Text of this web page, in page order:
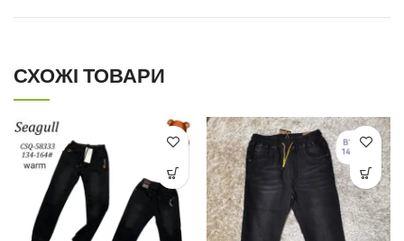
СХОЖІ ТОВАРИ